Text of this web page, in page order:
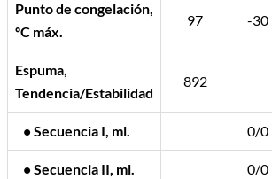
Punto de congelación,
ºC máx.
97 -30
Espuma,
Tendencia/Estabilidad
892
• Secuencia I, ml. 0/0
• Secuencia II, ml. 0/0